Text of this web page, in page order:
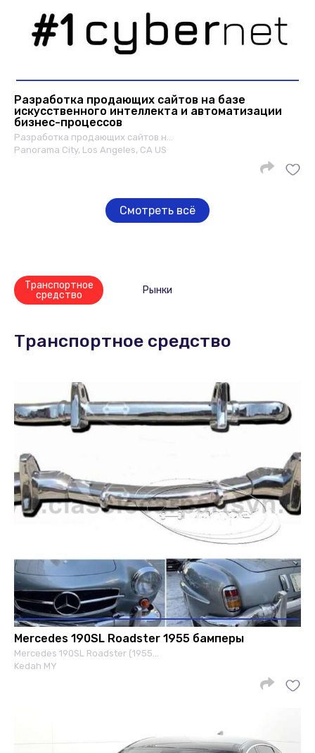
Разработка продающих сайтов на базе
искусственного интеллекта и автоматизации
бизнес-процессов
Разработка продающих сайтов н…
Panorama City, Los Angeles, CA US
Смотреть всё
Транспортное
средство
Рынки
Транспортное средство
Mercedes 190SL Roadster 1955 бамперы
Mercedes 190SL Roadster (1955…
Kedah MY